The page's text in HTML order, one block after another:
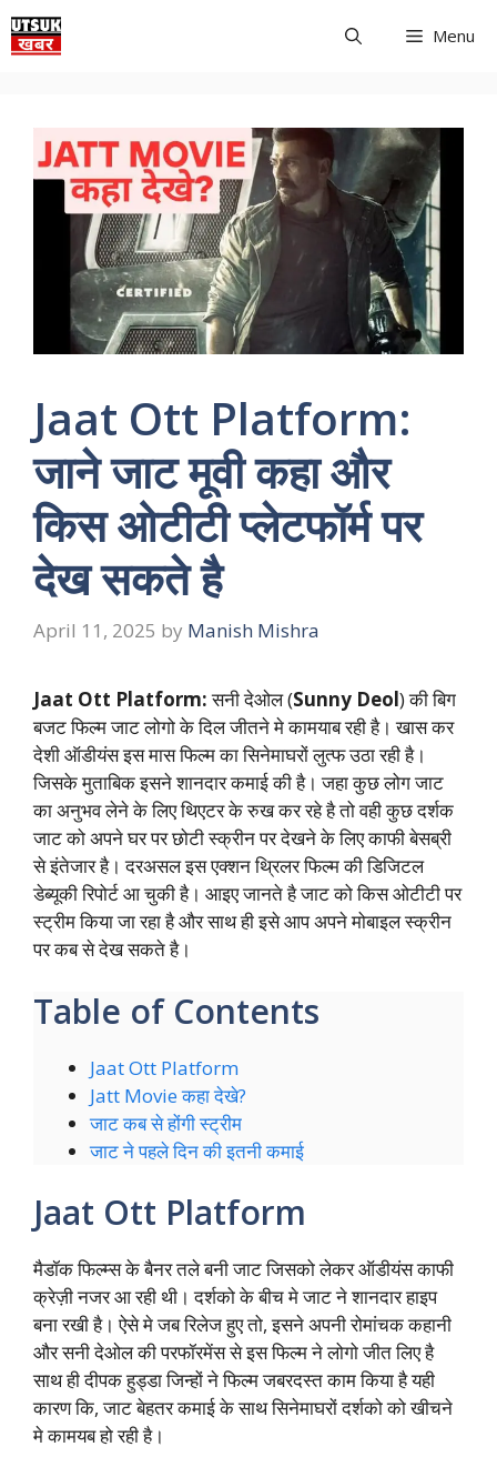
Skip
to
Menu
Jaat Ott Platform:
जाने जाट मूवी कहा और
किस ओटीटी प्लेटफॉर्म पर
देख सकते है
April 11, 2025 by Manish Mishra
Jaat Ott Platform:सनी देओल (Sunny Deol) की बिग
बजट फिल्म जाट लोगो के दिल जीतने मे कामयाब रही है। खास कर
देशी ऑडीयंस इस मास फिल्म का सिनेमाघरों लुत्फ उठा रही है।
जिसके मुताबिक इसने शानदार कमाई की है। जहा कुछ लोग जाट
का अनुभव लेने के लिए थिएटर के रुख कर रहे है तो वही कुछ दर्शक
जाट को अपने घर पर छोटी स्क्रीन पर देखने के लिए काफी बेसब्री
से इंतेजार है। दरअसल इस एक्शन थ्रिलर फिल्म की डिजिटल
डेब्यूकी रिपोर्ट आ चुकी है। आइए जानते है जाट को किस ओटीटी पर
स्ट्रीम किया जा रहा है और साथ ही इसे आप अपने मोबाइल स्क्रीन
पर कब से देख सकते है।
Table of Contents
Jaat Ott Platform
Jatt Movie कहा देखे?
जाट कब से होंगी स्ट्रीम
जाट ने पहले दिन की इतनी कमाई
Jaat Ott Platform
मैडॉक फिल्म्स के बैनर तले बनी जाट जिसको लेकर ऑडीयंस काफी
क्रेज़ी नजर आ रही थी। दर्शको के बीच मे जाट ने शानदार हाइप
बना रखी है। ऐसे मे जब रिलेज हुए तो, इसने अपनी रोमांचक कहानी
और सनी देओल की परफॉरमेंस से इस फिल्म ने लोगो जीत लिए है
साथ ही दीपक हुड्डा जिन्हों ने फिल्म जबरदस्त काम किया है यही
कारण कि, जाट बेहतर कमाई के साथ सिनेमाघरों दर्शको को खीचने
मे कामयब हो रही है।